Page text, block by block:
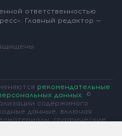
ответственностью
Главный редактор —
рекомендательные
данных. ©
содержимого
данные, включая
графические